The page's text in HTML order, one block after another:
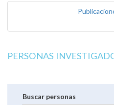
PERSONAS
Buscar personas